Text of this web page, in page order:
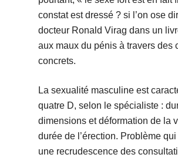
constat est dressé ? si l’on ose
docteur Ronald Virag dans un
aux maux du pénis à travers des
concrets.
La sexualité masculine est
quatre D, selon le spécialiste :
dimensions et déformation de la
durée de l’érection. Problème
une recrudescence des